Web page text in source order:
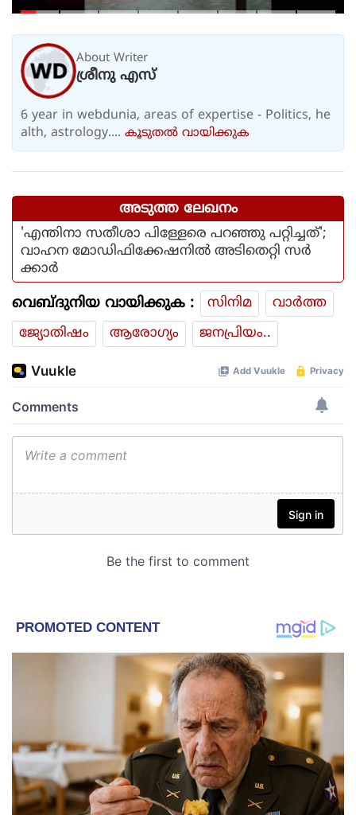
അവധിയാണേ..!
About Writer
ശ്രീനു എസ്
6 year in webdunia, areas of expertise - Politics, he
alth, astrology.... കൂടുതല്‍ വായിക്കുക
അടുത്ത ലേഖനം
'എന്തിനാ സതീശാ പിള്ളേരെ പറഞ്ഞു പറ്റിച്ചത്';
വാഹന മോഡിഫിക്കേഷനിൽ അടിതെറ്റി സർ
ക്കാർ
വെബ്ദുനിയ വായിക്കുക : സിനിമ
വാര്‍ത്ത
ജ്യോതിഷം
ആരോഗ്യം ജനപ്രിയം..